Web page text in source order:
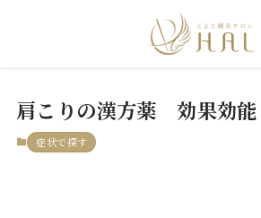
肩こりの漢方薬 効果効能
症状で探す